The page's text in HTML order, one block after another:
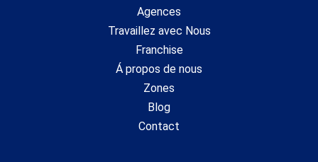
Agences
Travaillez avec Nous
Franchise
Á propos de nous
Zones
Blog
Contact